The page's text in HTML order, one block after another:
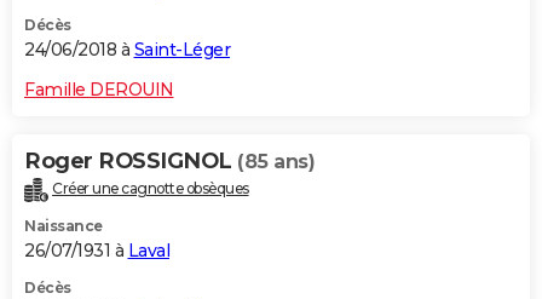
Décès
24/06/2018 à Saint-Léger
Famille DEROUIN
Roger ROSSIGNOL (85 ans)
Créer une cagnotte obsèques
Naissance
26/07/1931 à Laval
Décès